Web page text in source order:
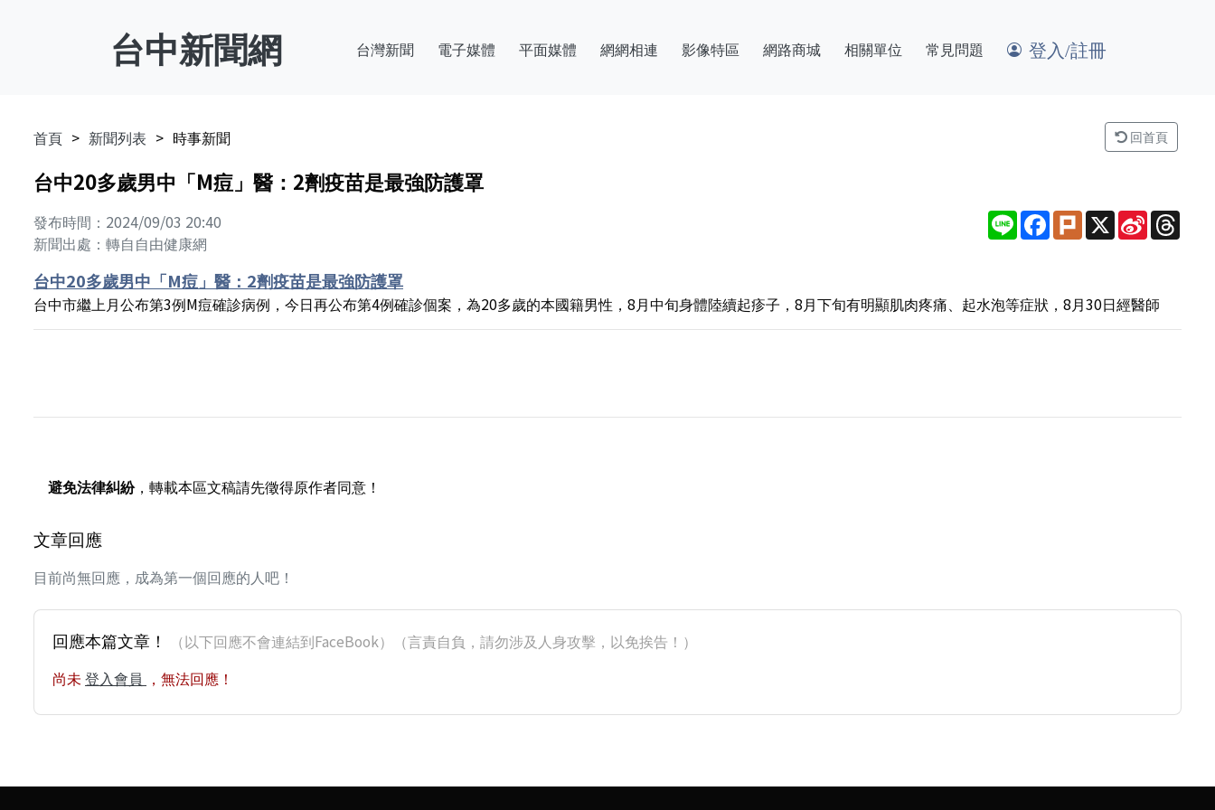
台中新聞網 台灣新聞 電子媒體 平面媒體 網網相連 影像特區 網路商城 相關單位 常見問題 登入/註冊
首頁 新聞列表 時事新聞 回首頁
台中20多歲男中「M痘」醫：2劑疫苗是最強防護罩
發布時間：2024/09/03 20:40
新聞出處：轉自自由健康網
Line Facebook
PlurkX Sina
Weibo
台中20多歲男中「M痘」醫：2劑疫苗是最強防護罩
台中市繼上月公布第3例M痘確診病例，今日再公布第4例確診個案，為20多歲的本國籍男性，8月中旬身體陸續起疹子，8月下旬有明顯肌肉疼痛、起水泡等症狀，8月30日經醫師
避免法律糾紛，轉載本區文稿請先徵得原作者同意！
文章回應
目前尚無回應，成為第一個回應的人吧！
回應本篇文章！ （以下回應不會連結到FaceBook）（言責自負，請勿涉及人身攻擊，以免挨告！）
尚未 登入會員 ，無法回應！